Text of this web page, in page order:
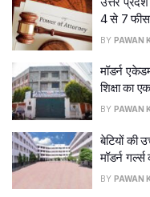
4 से 7
BY PAWAN
मॉडर्न
शिक्षा का
BY PAWAN
बेटियों की
मॉडर्न
BY PAWAN